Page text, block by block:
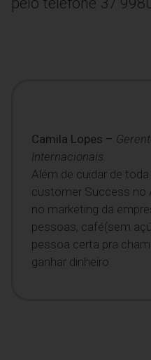
Camila Lopes –
Internacionais​.
Além de cuidar de
customer Success no
no marketing da
pessoas, café(sem
pessoa certa pra
ganhar dinheiro